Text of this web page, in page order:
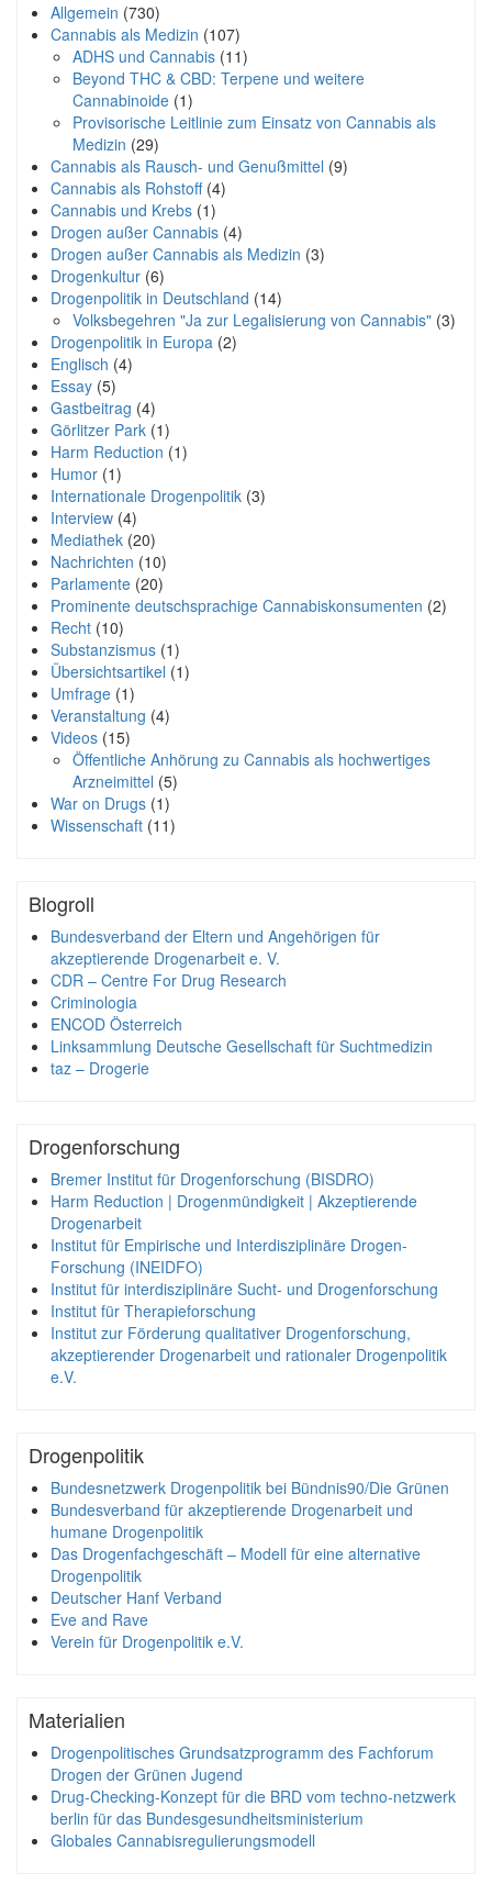
Allgemein (730)
Cannabis als Medizin (107)
ADHS und Cannabis (11)
Beyond THC & CBD: Terpene und weitere
Cannabinoide (1)
Provisorische Leitlinie zum Einsatz von Cannabis als
Medizin (29)
Cannabis als Rausch- und Genußmittel (9)
Cannabis als Rohstoff(4)
Cannabis und Krebs (1)
Drogen außer Cannabis (4)
Drogen außer Cannabis als Medizin (3)
Drogenkultur (6)
Drogenpolitik in Deutschland (14)
Volksbegehren "Ja zur Legalisierung von Cannabis" (3)
Drogenpolitik in Europa (2)
Englisch (4)
Essay (5)
Gastbeitrag (4)
Görlitzer Park (1)
Harm Reduction (1)
Humor (1)
Internationale Drogenpolitik (3)
Interview (4)
Mediathek (20)
Nachrichten (10)
Parlamente (20)
Prominente deutschsprachige Cannabiskonsumenten (2)
Recht (10)
Substanzismus (1)
Übersichtsartikel (1)
Umfrage (1)
Veranstaltung (4)
Videos (15)
Öffentliche Anhörung zu Cannabis als hochwertiges
Arzneimittel (5)
War on Drugs (1)
Wissenschaft (11)
Blogroll
Bundesverband der Eltern und Angehörigen für
akzeptierende Drogenarbeit e. V.
CDR – Centre For Drug Research
Criminologia
ENCOD Österreich
Linksammlung Deutsche Gesellschaft für Suchtmedizin
taz – Drogerie
Drogenforschung
Bremer Institut für Drogenforschung (BISDRO)
Harm Reduction | Drogenmündigkeit | Akzeptierende
Drogenarbeit
Institut für Empirische und Interdisziplinäre Drogen-
Forschung (INEIDFO)
Institut für interdisziplinäre Sucht- und Drogenforschung
Institut für Therapieforschung
Institut zur Förderung qualitativer Drogenforschung,
akzeptierender Drogenarbeit und rationaler Drogenpolitik
e.V.
Drogenpolitik
Bundesnetzwerk Drogenpolitik bei Bündnis90/Die Grünen
Bundesverband für akzeptierende Drogenarbeit und
humane Drogenpolitik
Das Drogenfachgeschäft – Modell für eine alternative
Drogenpolitik
Deutscher Hanf Verband
Eve and Rave
Verein für Drogenpolitik e.V.
Materialien
Drogenpolitisches Grundsatzprogramm des Fachforum
Drogen der Grünen Jugend
Drug-Checking-Konzept für die BRD vom techno-netzwerk
berlin für das Bundesgesundheitsministerium
Globales Cannabisregulierungsmodell